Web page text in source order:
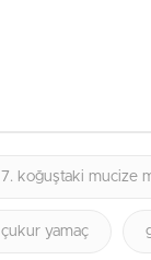
7. koğuştaki mucize
çukur yamaç